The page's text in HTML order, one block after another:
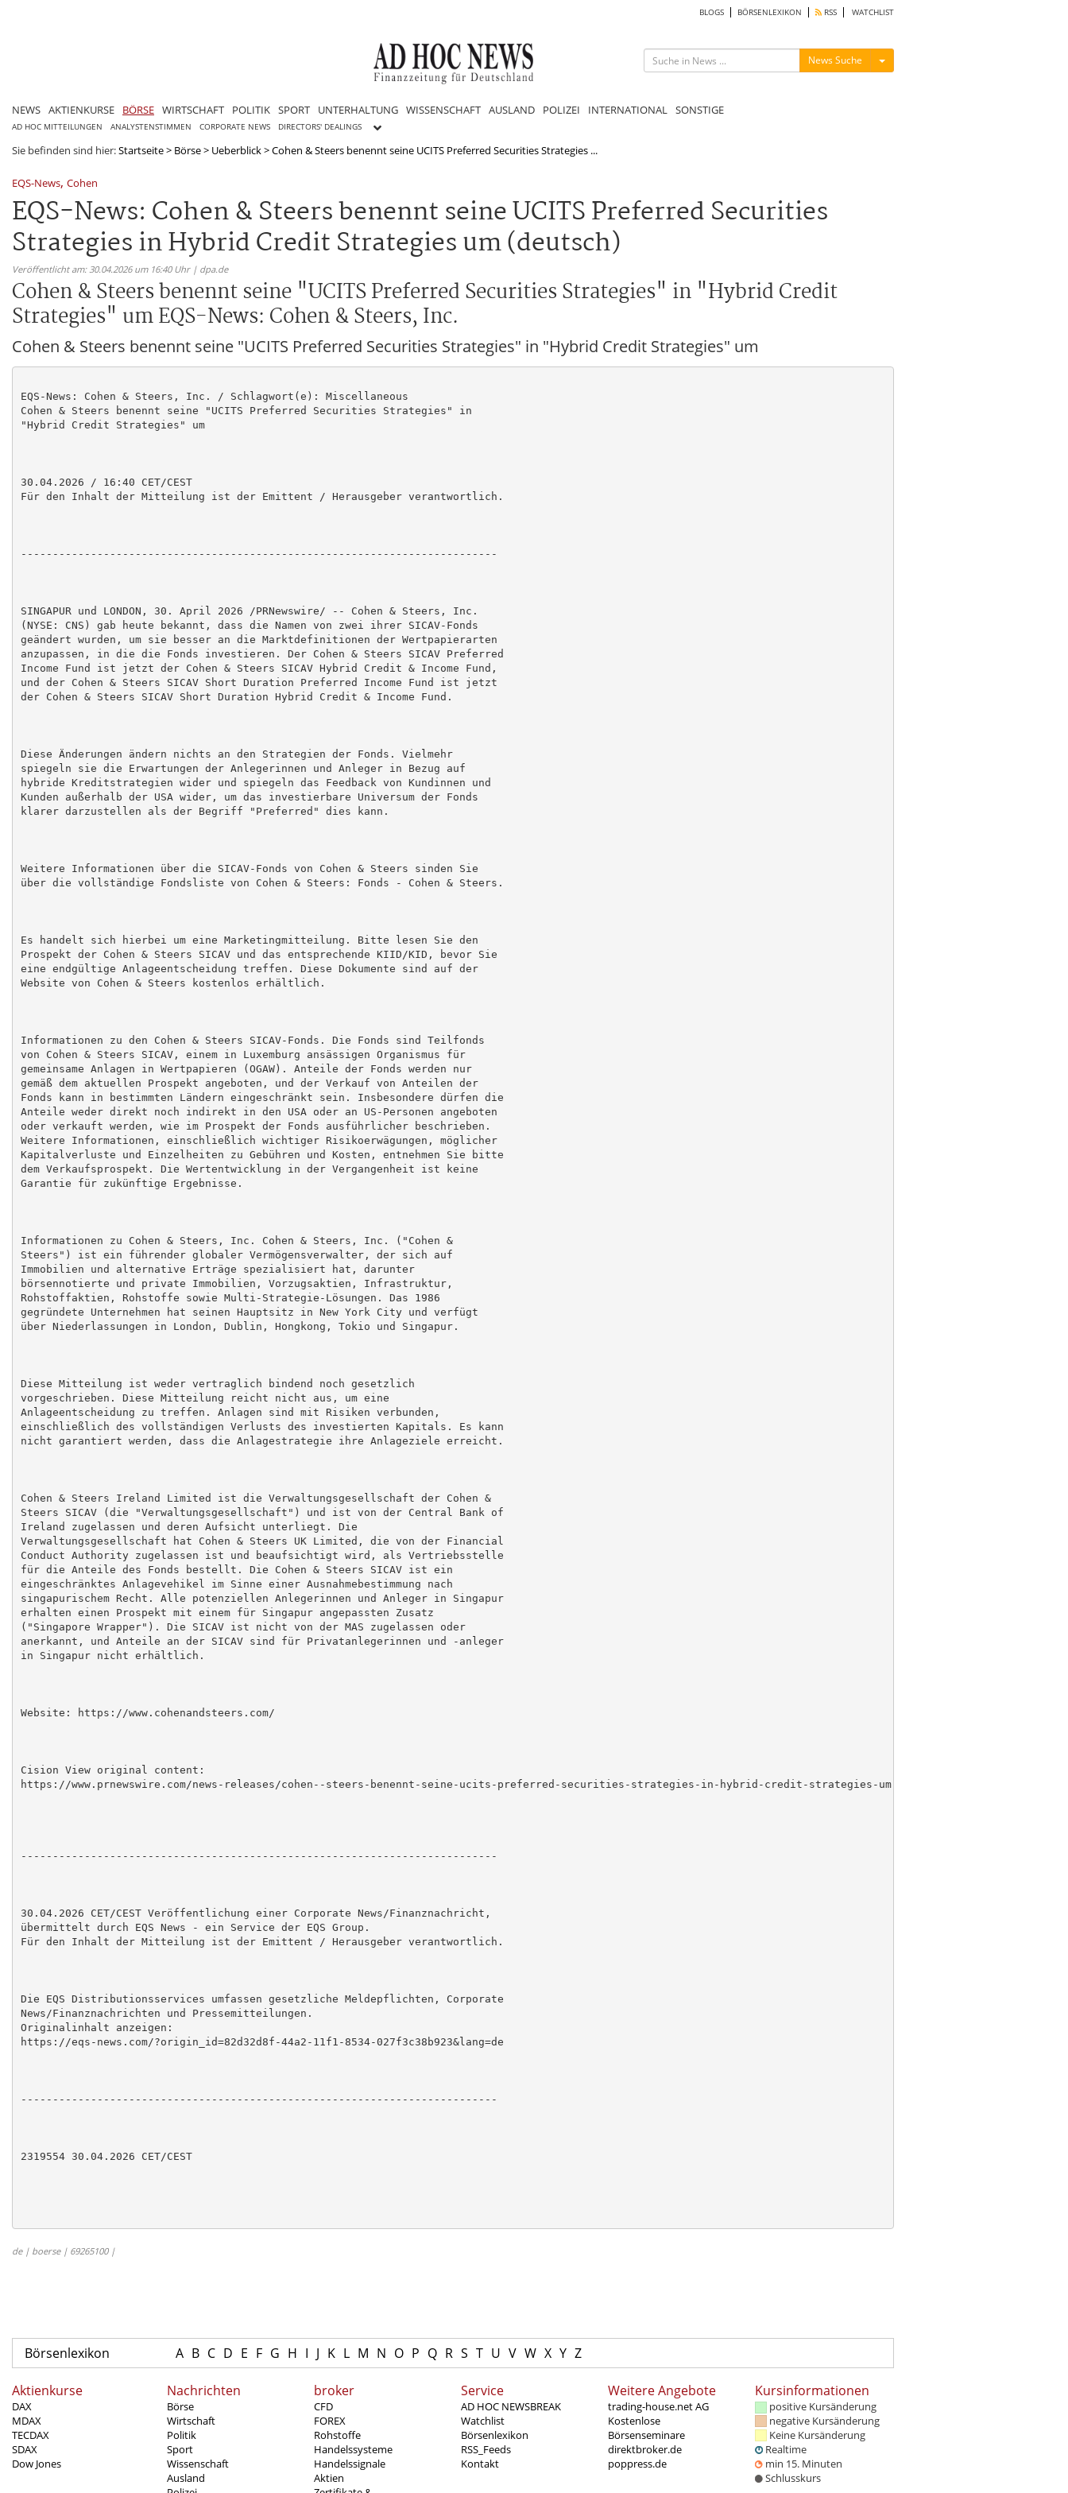
BLOGS BÖRSENLEXIKON RSS WATCHLIST
News Suche Menü ein-/ausblenden
NEWS AKTIENKURSE BÖRSE WIRTSCHAFT POLITIK SPORT UNTERHALTUNG WISSENSCHAFT AUSLAND POLIZEI INTERNATIONAL SONSTIGE
AD HOC MITTEILUNGEN ANALYSTENSTIMMEN CORPORATE NEWS DIRECTORS' DEALINGS
Sie befinden sind hier:Startseite> Börse> Ueberblick>Cohen & Steers benennt seine UCITS Preferred Securities Strategies ...
EQS-News, Cohen
EQS-News: Cohen & Steers benennt seine UCITS Preferred Securities
Strategies in Hybrid Credit Strategies um (deutsch)
Veröffentlicht am: 30.04.2026 um 16:40 Uhr | dpa.de
Cohen & Steers benennt seine "UCITS Preferred Securities Strategies" in "Hybrid Credit
Strategies" um EQS-News: Cohen & Steers, Inc.
Cohen & Steers benennt seine "UCITS Preferred Securities Strategies" in "Hybrid Credit Strategies" um
EQS-News: Cohen & Steers, Inc. / Schlagwort(e): Miscellaneous
Cohen & Steers benennt seine "UCITS Preferred Securities Strategies" in
"Hybrid Credit Strategies" um
30.04.2026 / 16:40 CET/CEST
Für den Inhalt der Mitteilung ist der Emittent / Herausgeber verantwortlich.
---------------------------------------------------------------------------
SINGAPUR und LONDON, 30. April 2026 /PRNewswire/ -- Cohen & Steers, Inc.
(NYSE: CNS) gab heute bekannt, dass die Namen von zwei ihrer SICAV-Fonds
geändert wurden, um sie besser an die Marktdefinitionen der Wertpapierarten
anzupassen, in die die Fonds investieren. Der Cohen & Steers SICAV Preferred
Income Fund ist jetzt der Cohen & Steers SICAV Hybrid Credit & Income Fund,
und der Cohen & Steers SICAV Short Duration Preferred Income Fund ist jetzt
der Cohen & Steers SICAV Short Duration Hybrid Credit & Income Fund.
Diese Änderungen ändern nichts an den Strategien der Fonds. Vielmehr
spiegeln sie die Erwartungen der Anlegerinnen und Anleger in Bezug auf
hybride Kreditstrategien wider und spiegeln das Feedback von Kundinnen und
Kunden außerhalb der USA wider, um das investierbare Universum der Fonds
klarer darzustellen als der Begriff "Preferred" dies kann.
Weitere Informationen über die SICAV-Fonds von Cohen & Steers sinden Sie
über die vollständige Fondsliste von Cohen & Steers: Fonds - Cohen & Steers.
Es handelt sich hierbei um eine Marketingmitteilung. Bitte lesen Sie den
Prospekt der Cohen & Steers SICAV und das entsprechende KIID/KID, bevor Sie
eine endgültige Anlageentscheidung treffen. Diese Dokumente sind auf der
Website von Cohen & Steers kostenlos erhältlich.
Informationen zu den Cohen & Steers SICAV-Fonds. Die Fonds sind Teilfonds
von Cohen & Steers SICAV, einem in Luxemburg ansässigen Organismus für
gemeinsame Anlagen in Wertpapieren (OGAW). Anteile der Fonds werden nur
gemäß dem aktuellen Prospekt angeboten, und der Verkauf von Anteilen der
Fonds kann in bestimmten Ländern eingeschränkt sein. Insbesondere dürfen die
Anteile weder direkt noch indirekt in den USA oder an US-Personen angeboten
oder verkauft werden, wie im Prospekt der Fonds ausführlicher beschrieben.
Weitere Informationen, einschließlich wichtiger Risikoerwägungen, möglicher
Kapitalverluste und Einzelheiten zu Gebühren und Kosten, entnehmen Sie bitte
dem Verkaufsprospekt. Die Wertentwicklung in der Vergangenheit ist keine
Garantie für zukünftige Ergebnisse.
Informationen zu Cohen & Steers, Inc. Cohen & Steers, Inc. ("Cohen &
Steers") ist ein führender globaler Vermögensverwalter, der sich auf
Immobilien und alternative Erträge spezialisiert hat, darunter
börsennotierte und private Immobilien, Vorzugsaktien, Infrastruktur,
Rohstoffaktien, Rohstoffe sowie Multi-Strategie-Lösungen. Das 1986
gegründete Unternehmen hat seinen Hauptsitz in New York City und verfügt
über Niederlassungen in London, Dublin, Hongkong, Tokio und Singapur.
Diese Mitteilung ist weder vertraglich bindend noch gesetzlich
vorgeschrieben. Diese Mitteilung reicht nicht aus, um eine
Anlageentscheidung zu treffen. Anlagen sind mit Risiken verbunden,
einschließlich des vollständigen Verlusts des investierten Kapitals. Es kann
nicht garantiert werden, dass die Anlagestrategie ihre Anlageziele erreicht.
Cohen & Steers Ireland Limited ist die Verwaltungsgesellschaft der Cohen &
Steers SICAV (die "Verwaltungsgesellschaft") und ist von der Central Bank of
Ireland zugelassen und deren Aufsicht unterliegt. Die
Verwaltungsgesellschaft hat Cohen & Steers UK Limited, die von der Financial
Conduct Authority zugelassen ist und beaufsichtigt wird, als Vertriebsstelle
für die Anteile des Fonds bestellt. Die Cohen & Steers SICAV ist ein
eingeschränktes Anlagevehikel im Sinne einer Ausnahmebestimmung nach
singapurischem Recht. Alle potenziellen Anlegerinnen und Anleger in Singapur
erhalten einen Prospekt mit einem für Singapur angepassten Zusatz
("Singapore Wrapper"). Die SICAV ist nicht von der MAS zugelassen oder
anerkannt, und Anteile an der SICAV sind für Privatanlegerinnen und -anleger
in Singapur nicht erhältlich.
Website: https://www.cohenandsteers.com/
Cision View original content:
https://www.prnewswire.com/news-releases/cohen--steers-benennt-seine-ucits-preferred-securities-strategies-in-hybrid-credit-strategies-um-302758990.html
---------------------------------------------------------------------------
30.04.2026 CET/CEST Veröffentlichung einer Corporate News/Finanznachricht,
übermittelt durch EQS News - ein Service der EQS Group.
Für den Inhalt der Mitteilung ist der Emittent / Herausgeber verantwortlich.
Die EQS Distributionsservices umfassen gesetzliche Meldepflichten, Corporate
News/Finanznachrichten und Pressemitteilungen.
Originalinhalt anzeigen:
https://eqs-news.com/?origin_id=82d32d8f-44a2-11f1-8534-027f3c38b923&lang=de
---------------------------------------------------------------------------
2319554 30.04.2026 CET/CEST
de | boerse | 69265100 |
Börsenlexikon A B C D E F G H I J K L M N O P Q R S T U V W X Y Z
Aktienkurse
DAX
MDAX
TECDAX
SDAX
Dow Jones
Nachrichten
Börse
Wirtschaft
Politik
Sport
Wissenschaft
Ausland
broker
CFD
FOREX
Rohstoffe
Handelssysteme
Handelssignale
Aktien
Service
AD HOC NEWSBREAK
Watchlist
Börsenlexikon
RSS_Feeds
Kontakt
Weitere Angebote
trading-house.net AG
Kostenlose
Börsenseminare
direktbroker.de
poppress.de
Kursinformationen
positive Kursänderung
negative Kursänderung
Keine Kursänderung
Realtime
min 15. Minuten
Schlusskurs